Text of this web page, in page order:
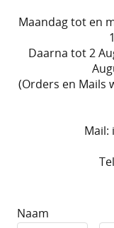
Maandag tot en
Daarna tot 2
(Orders en Mails
Mail:
Naam